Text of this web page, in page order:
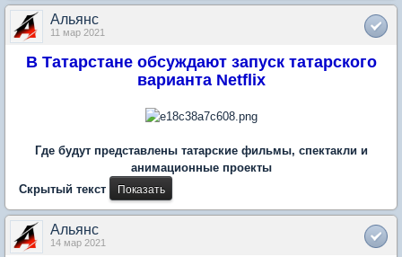
Альянс
11 мар 2021
В Татарстане обсуждают запуск татарского
варианта Netflix
Где будут представлены татарские фильмы, спектакли и
анимационные проекты
Скрытый текст
Альянс
14 мар 2021